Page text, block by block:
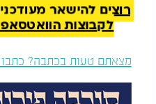
הסלעים במהלך שעות היום
מלבד מראהו החריג, סרטן
אקווריומים ימיים. לפי
משאריות מזון ומחומר
בדרך כלל ליצור רגוע
רוצים להישאר
לקבוצות הוואטסאפ של
מצאתם טעות בכתבה? כתבו